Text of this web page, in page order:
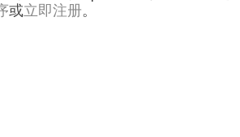
或立即注册。